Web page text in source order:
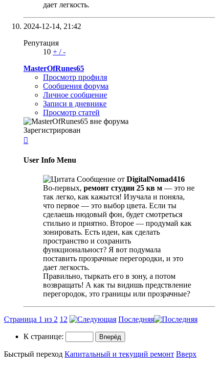
дает легкость.
2024-12-14, 21:42
Репутация
10 + /-
MasterOfRunes65
Просмотр профиля
Сообщения форума
Личное сообщение
Записи в дневнике
Просмотр статей
Зарегистрирован

User Info Menu
Сообщение от DigitalNomad416
Во-первых, ремонт студии 25 кв м — это не
так легко, как кажытся! Изучала и поняла,
что первое — это выбор цвета. Если ты
сделаешь нюдовый фон, будет смотреться
стильнo и приятно. Второе — продумай как
зонировать. Есть идеи, как сделать
пространство и сохранить
функциональност? Я вот подумала
поставить прозрачные перегородки, и это
дает легкость.
Правильно, тыркать его в зону, а потом
возвращать! А как ты видишь предствление
перегородок, это границы или прозрачные?
Страница 1 из 2 1 2 Последняя
К странице:
Быстрый переход Капитальный и текущий ремонт Вверх